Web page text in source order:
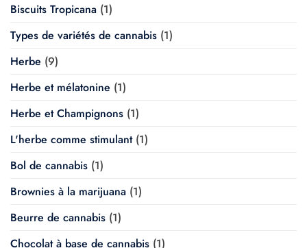
Biscuits Tropicana (1)
Types de variétés de cannabis (1)
Herbe (9)
Herbe et mélatonine (1)
Herbe et Champignons (1)
L'herbe comme stimulant(1)
Bol de cannabis (1)
Brownies à la marijuana (1)
Beurre de cannabis (1)
Chocolat à base de cannabis (1)